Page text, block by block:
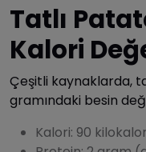
Tatlı
Kalori
Çeşitli kaynaklarda,
gramındaki besin
Kalori: 90